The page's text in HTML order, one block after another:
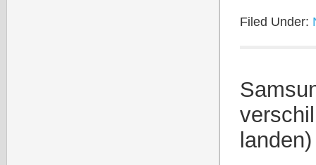
Filed Under:
landen)